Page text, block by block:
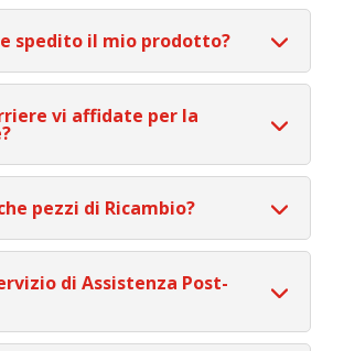
spedito il mio prodotto?
vi affidate per la
pezzi di Ricambio?
di Assistenza Post-